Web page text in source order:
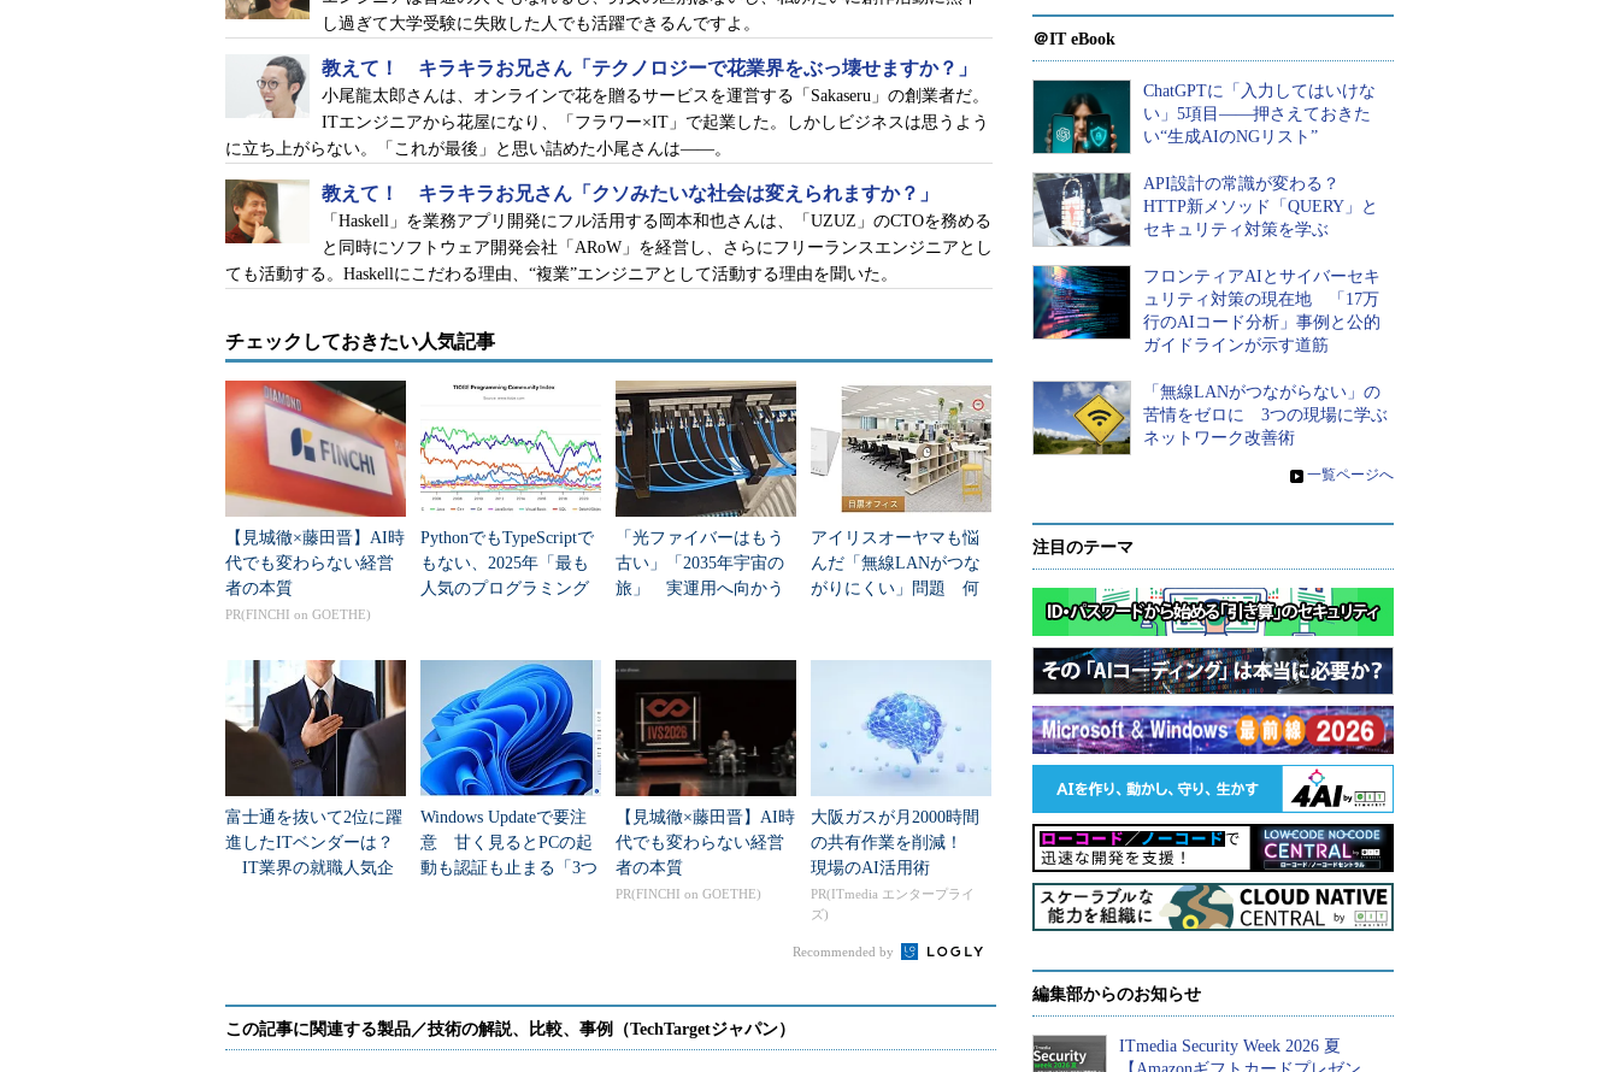
し過ぎて大学受験に失敗した人でも活躍できるんですよ。
教えて！ キラキラお兄さん「テクノロジーで花業界をぶっ壊せますか？」
小尾龍太郎さんは、オンラインで花を贈るサービスを運営する「Sakaseru」の創業者だ。
ITエンジニアから花屋になり、「フラワー×IT」で起業した。しかしビジネスは思うよう
に立ち上がらない。「これが最後」と思い詰めた小尾さんは――。
教えて！ キラキラお兄さん「クソみたいな社会は変えられますか？」
「Haskell」を業務アプリ開発にフル活用する岡本和也さんは、「UZUZ」のCTOを務める
と同時にソフトウェア開発会社「ARoW」を経営し、さらにフリーランスエンジニアとし
ても活動する。Haskellにこだわる理由、“複業”エンジニアとして活動する理由を聞いた。
チェックしておきたい人気記事
【見城徹×藤田晋】AI時
代でも変わらない経営
者の本質
PR(FINCHI on GOETHE)
PythonでもTypeScriptで
もない、2025年「最も
人気のプログラミング
「光ファイバーはもう
古い」「2035年宇宙の
旅」 実運用へ向かう
アイリスオーヤマも悩
んだ「無線LANがつな
がりにくい」問題 何
富士通を抜いて2位に躍
進したITベンダーは？
IT業界の就職人気企
Windows Updateで要注
意 甘く見るとPCの起
動も認証も止まる「3つ
【見城徹×藤田晋】AI時
代でも変わらない経営
者の本質
PR(FINCHI on GOETHE)
大阪ガスが月2000時間
の共有作業を削減！
現場のAI活用術
PR(ITmedia エンタープライ
ズ)
Recommended by
＠IT eBook
ChatGPTに「入力してはいけな
い」5項目――押さえておきた
い“生成AIのNGリスト”
API設計の常識が変わる？
HTTP新メソッド「QUERY」と
セキュリティ対策を学ぶ
フロンティアAIとサイバーセキ
ュリティ対策の現在地 「17万
行のAIコード分析」事例と公的
ガイドラインが示す道筋
「無線LANがつながらない」の
苦情をゼロに 3つの現場に学ぶ
ネットワーク改善術
» 一覧ページへ
注目のテーマ
編集部からのお知らせ
ITmedia Security Week 2026 夏